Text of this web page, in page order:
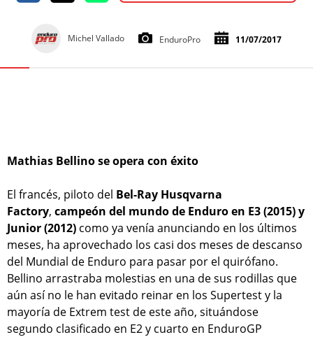
Michel Vallado EnduroPro 11/07/2017
Mathias Bellino se opera con éxito
El francés, piloto del Bel-Ray Husqvarna
Factory, campeón del mundo de Enduro en E3 (2015) y
Junior (2012) como ya venía anunciando en los últimos
meses, ha aprovechado los casi dos meses de descanso
del Mundial de Enduro para pasar por el quirófano.
Bellino arrastraba molestias en una de sus rodillas que
aún así no le han evitado reinar en los Supertest y la
mayoría de Extrem test de este año, situándose
segundo clasificado en E2 y cuarto en EnduroGP